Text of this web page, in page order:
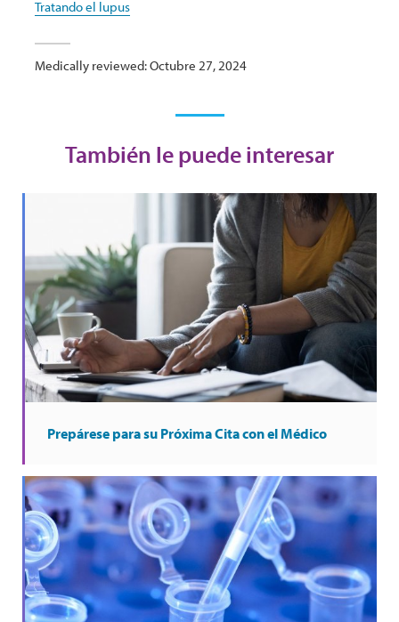
Tratando el lupus
Medically reviewed: Octubre 27, 2024
También le puede interesar
Prepárese para su Próxima Cita con el Médico